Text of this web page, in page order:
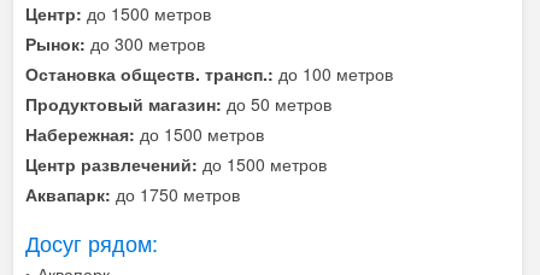
Центр: до 1500 метров
Рынок: до 300 метров
Остановка обществ. трансп.: до 100 метров
Продуктовый магазин: до 50 метров
Набережная: до 1500 метров
Центр развлечений: до 1500 метров
Аквапарк: до 1750 метров
Досуг рядом: